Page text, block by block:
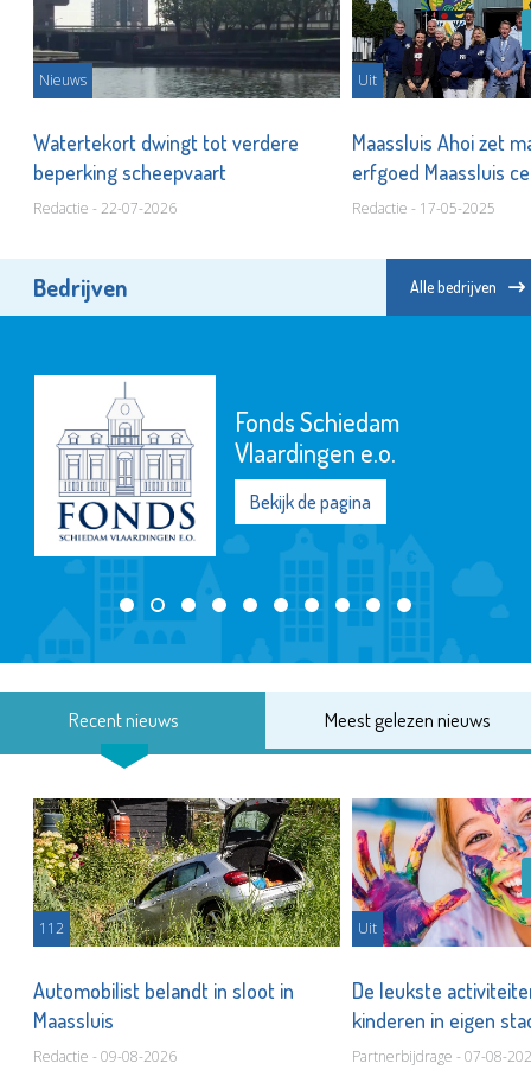
Nieuws
Watertekort dwingt tot verdere
beperking scheepvaart
Redactie - 22-07-2026
Uit
Maassluis Ahoi zet
erfgoed Maassluis
Redactie - 17-05-2025
Bedrijven Alle bedrijven
Fonds Schiedam
Vlaardingen e.o.
Bekijk de pagina
Recent nieuws Meest gelezen nieuws
112
Automobilist belandt in sloot in
Maassluis
Redactie - 09-08-2026
Uit
De leukste
kinderen in eigen
Partnerbijdrage - 07-08-